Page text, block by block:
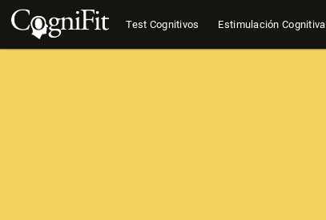
Test Cognitivos Estimulación Cognitiva